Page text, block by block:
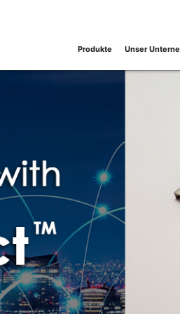
Produkte Unser